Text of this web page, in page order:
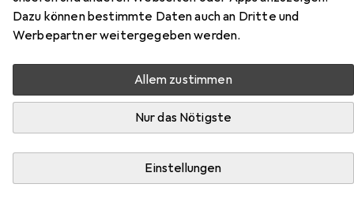
Dazu können bestimmte Daten auch an Dritte und
Werbepartner weitergegeben werden.
Allem zustimmen
Nur das Nötigste
Einstellungen
Schuhpflegemittel und Schuhlöffel.
Schuhpflegemittel Schuhlöffel
Produktliste